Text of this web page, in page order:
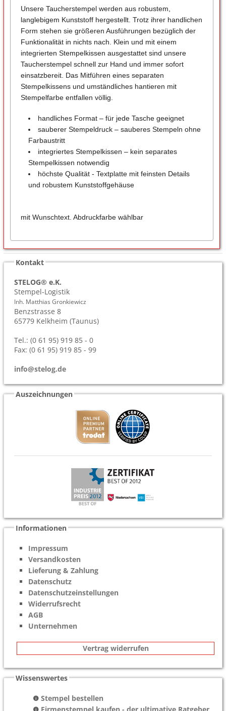
Unsere Taucherstempel werden aus robustem,
langlebigem Kunststoff hergestellt. Trotz ihrer handlichen
Form stehen sie größeren Ausführungen bezüglich der
Funktionalität in nichts nach. Klein und mit einem
integrierten Stempelkissen ausgestattet sind unsere
Taucherstempel schnell zur Hand und immer sofort
einsatzbereit. Das Mitführen eines separaten
Stempelkissens und umständliches hantieren mit
Stempelfarbe entfallen völlig.
handliches Format – für jede Tasche geeignet
sauberer Stempeldruck – sauberes Stempeln ohne
Farbaustritt
integriertes Stempelkissen – kein separates
Stempelkissen notwendig
höchste Qualität - Textplatte mit feinsten Details
und robustem Kunststoffgehäuse
mit Wunschtext. Abdruckfarbe wählbar
Kontakt
STELOG® e.K.
Stempel-Logistik
Inh. Matthias Gronkiewicz
Benzstrasse 8
65779 Kelkheim (Taunus)
Tel.: (0 61 95) 919 85 - 0
Fax: (0 61 95) 919 85 - 99
info@stelog.de
Auszeichnungen
Informationen
Impressum
Versandkosten
Lieferung & Zahlung
Datenschutz
Datenschutzeinstellungen
Widerrufsrecht
AGB
Unternehmen
Vertrag widerrufen
Wissenswertes
Stempel bestellen